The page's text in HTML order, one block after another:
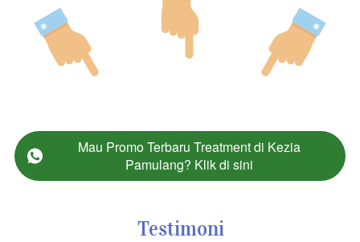
`
Mau Promo Terbaru Treatment di Kezia
Pamulang? Klik di sini
Testimoni